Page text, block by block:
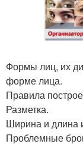
Формы лиц, их
форме лица.
Правила
Разметка.
Ширина и длина
Проблемные